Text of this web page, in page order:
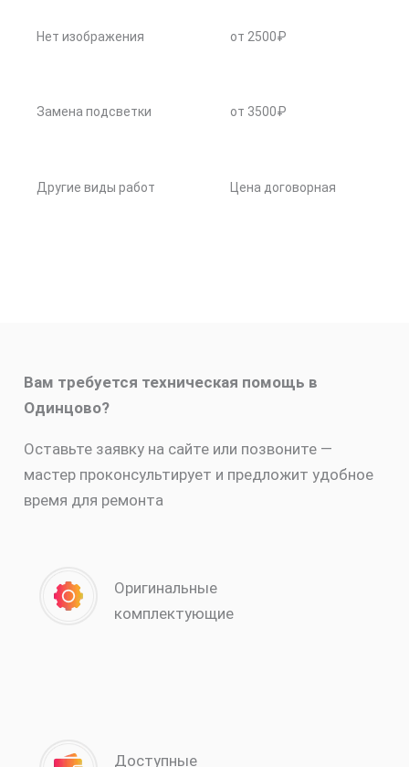
Нет изображения от 2500₽
Замена подсветки от 3500₽
Другие виды работ Цена договорная
Вам требуется техническая помощь в
Одинцово?
Оставьте заявку на сайте или позвоните —
мастер проконсультирует и предложит удобное
время для ремонта
Оригинальные
комплектующие
Доступные